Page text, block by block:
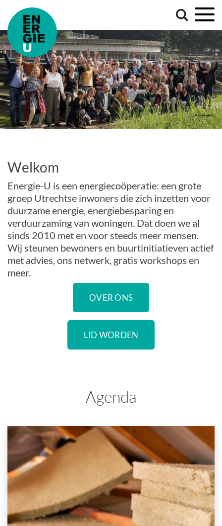
Welkom
Energie-U is een energiecoöperatie: een grote
groep Utrechtse inwoners die zich inzetten voor
duurzame energie, energiebesparing en
verduurzaming van woningen. Dat doen we al
sinds 2010 met en voor steeds meer mensen.
Wij steunen bewoners en buurtinitiatieven actief
met advies, ons netwerk, gratis workshops en
meer.
OVER ONS
LID WORDEN
Agenda